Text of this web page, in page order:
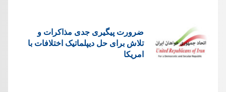
ضرورت پیگیری جدی مذاکرات و
تلاش برای حل دیپلماتیک اختلافات با
امریکا